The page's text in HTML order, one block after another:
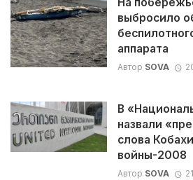
выбросило
аппарата
Автор SOVA
В
назвали
слова
войны-2008
Автор SOVA